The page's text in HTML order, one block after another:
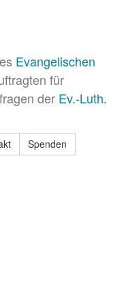
Evangelischen
für
der Ev.-Luth.
Spenden